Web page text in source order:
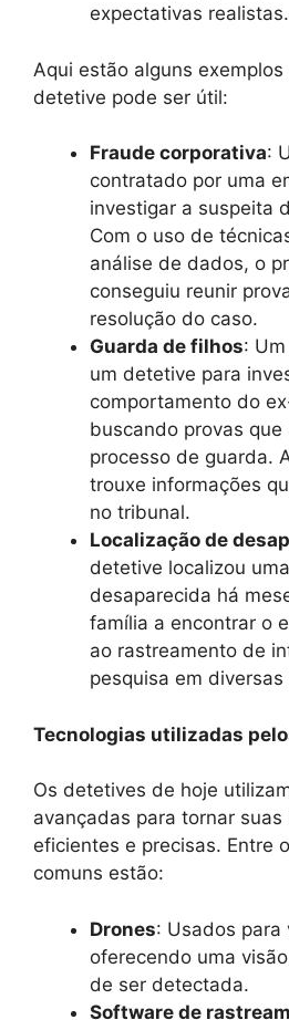
expectativas realistas.
Aqui estão alguns
detetive pode ser útil:
Fraude corporativa:
contratado por uma
investigar a suspeita
Com o uso de
análise de dados, o
conseguiu reunir
resolução do caso.
Guarda de filhos:
um detetive para
comportamento do
buscando provas
processo de guarda.
trouxe informações
no tribunal.
Localização de
detetive localizou
desaparecida há
família a encontrar o
ao rastreamento de
pesquisa em
Tecnologias utilizadas
Os detetives de hoje
avançadas para tornar
eficientes e precisas. Entre
comuns estão:
Drones: Usados para
oferecendo uma
de ser detectada.
Software de